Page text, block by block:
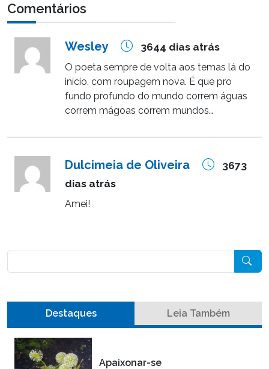
Comentários
Wesley 3644 dias atrás
O poeta sempre de volta aos temas lá do
início, com roupagem nova. É que pro
fundo profundo do mundo correm águas
correm mágoas correm mundos…
Dulcimeia de Oliveira
3673
dias atrás
Amei!
Destaques Leia Também
Apaixonar-se